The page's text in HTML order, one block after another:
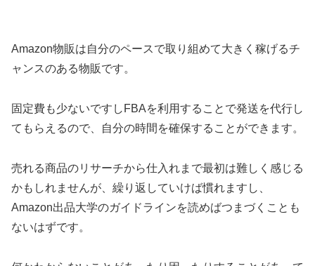
Amazon物販は自分のペースで取り組めて大きく稼げるチ
ャンスのある物販です。
固定費も少ないですしFBAを利用することで発送を代行し
てもらえるので、自分の時間を確保することができます。
売れる商品のリサーチから仕入れまで最初は難しく感じる
かもしれませんが、繰り返していけば慣れますし、
Amazon出品大学のガイドラインを読めばつまづくことも
ないはずです。